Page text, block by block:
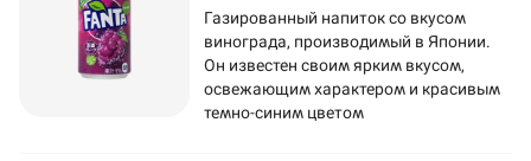
Газированный напиток со вкусом
винограда, производимый в Японии.
Он известен своим ярким вкусом,
освежающим характером и красивым
темно-синим цветом